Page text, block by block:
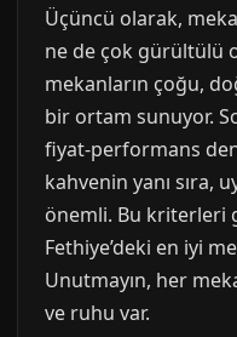
Üçüncü olarak,
ne de çok gürültülü
mekanların çoğu,
bir ortam sunuyor.
fiyat-performans
kahvenin yanı sıra,
önemli. Bu kriterleri
Fethiye’deki en iyi
Unutmayın, her
ve ruhu var.